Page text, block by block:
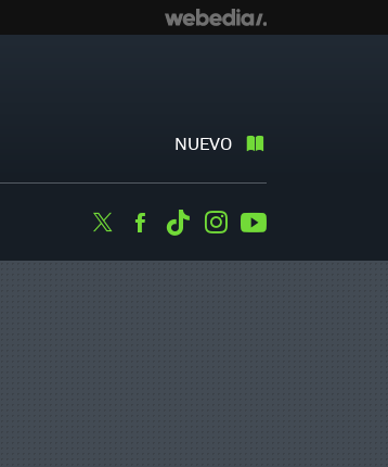
NUEVO
TwitterFacebook
TiktokInstagram